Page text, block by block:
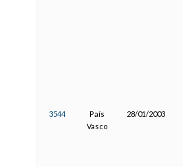
3544
País
Vasco
28/01/2003